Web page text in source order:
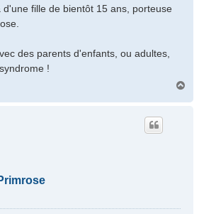
fille de bientôt 15 ans, porteuse
des parents d'enfants, ou adultes,
!